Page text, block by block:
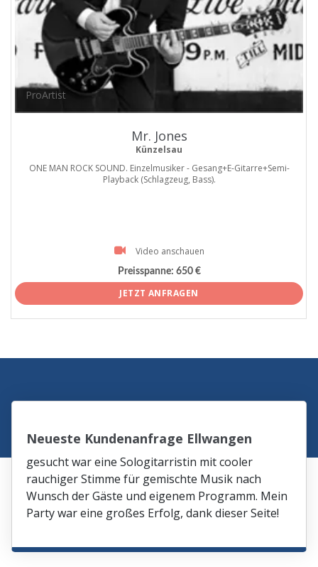
ProArtist
Mr. Jones
Künzelsau
ONE MAN ROCK SOUND. Einzelmusiker - Gesang+E-Gitarre+Semi-
Playback (Schlagzeug, Bass).
Video anschauen
Preisspanne: 650 €
JETZT ANFRAGEN
Neueste Kundenanfrage Ellwangen
gesucht war eine Sologitarristin mit cooler
rauchiger Stimme für gemischte Musik nach
Wunsch der Gäste und eigenem Programm. Mein
Party war eine großes Erfolg, dank dieser Seite!